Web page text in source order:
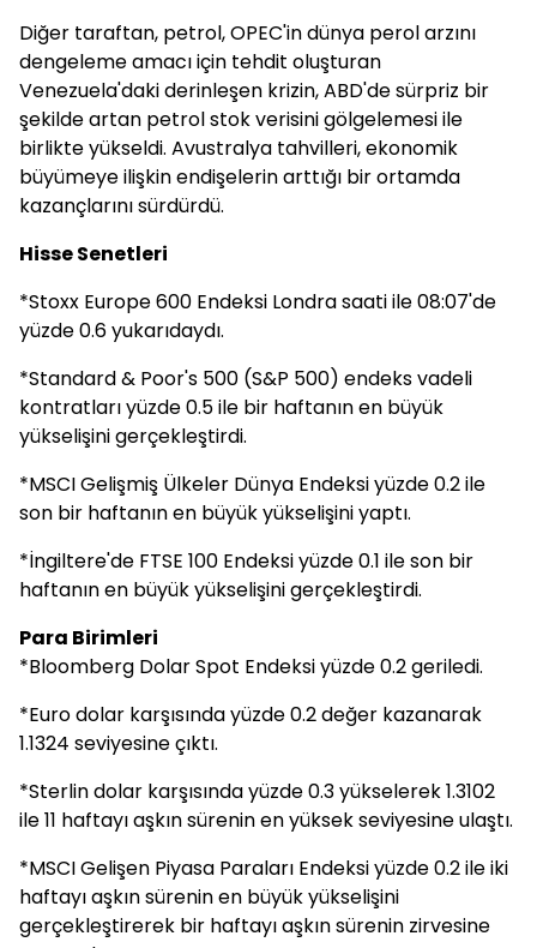
Diğer taraftan, petrol, OPEC'in dünya perol arzını
dengeleme amacı için tehdit oluşturan
Venezuela'daki derinleşen krizin, ABD'de sürpriz bir
şekilde artan petrol stok verisini gölgelemesi ile
birlikte yükseldi. Avustralya tahvilleri, ekonomik
büyümeye ilişkin endişelerin arttığı bir ortamda
kazançlarını sürdürdü.
Hisse Senetleri
*Stoxx Europe 600 Endeksi Londra saati ile 08:07'de
yüzde 0.6 yukarıdaydı.
*Standard & Poor's 500 (S&P 500) endeks vadeli
kontratları yüzde 0.5 ile bir haftanın en büyük
yükselişini gerçekleştirdi.
*MSCI Gelişmiş Ülkeler Dünya Endeksi yüzde 0.2 ile
son bir haftanın en büyük yükselişini yaptı.
*İngiltere'de FTSE 100 Endeksi yüzde 0.1 ile son bir
haftanın en büyük yükselişini gerçekleştirdi.
Para Birimleri
*Bloomberg Dolar Spot Endeksi yüzde 0.2 geriledi.
*Euro dolar karşısında yüzde 0.2 değer kazanarak
1.1324 seviyesine çıktı.
*Sterlin dolar karşısında yüzde 0.3 yükselerek 1.3102
ile 11 haftayı aşkın sürenin en yüksek seviyesine ulaştı.
*MSCI Gelişen Piyasa Paraları Endeksi yüzde 0.2 ile iki
haftayı aşkın sürenin en büyük yükselişini
gerçekleştirerek bir haftayı aşkın sürenin zirvesine